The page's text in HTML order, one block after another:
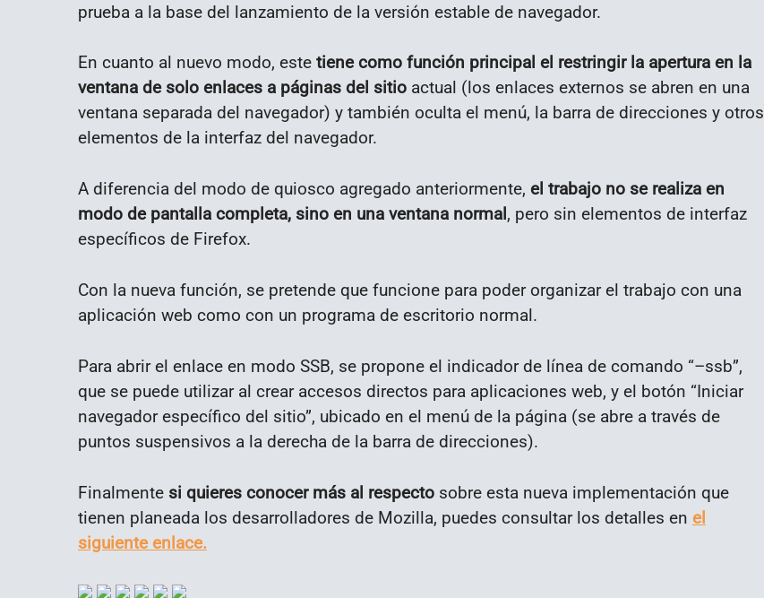
prueba a la base del lanzamiento de la versión estable de navegador.
En cuanto al nuevo modo, este tiene como función principal el restringir la apertura en la
ventana de solo enlaces a páginas del sitio actual (los enlaces externos se abren en una
ventana separada del navegador) y también oculta el menú, la barra de direcciones y otros
elementos de la interfaz del navegador.
A diferencia del modo de quiosco agregado anteriormente, el trabajo no se realiza en
modo de pantalla completa, sino en una ventana normal, pero sin elementos de interfaz
específicos de Firefox.
Con la nueva función, se pretende que funcione para poder organizar el trabajo con una
aplicación web como con un programa de escritorio normal.
Para abrir el enlace en modo SSB, se propone el indicador de línea de comando “–ssb”,
que se puede utilizar al crear accesos directos para aplicaciones web, y el botón “Iniciar
navegador específico del sitio”, ubicado en el menú de la página (se abre a través de
puntos suspensivos a la derecha de la barra de direcciones).
Finalmente si quieres conocer más al respecto sobre esta nueva implementación que
tienen planeada los desarrolladores de Mozilla, puedes consultar los detalles en el
siguiente enlace.